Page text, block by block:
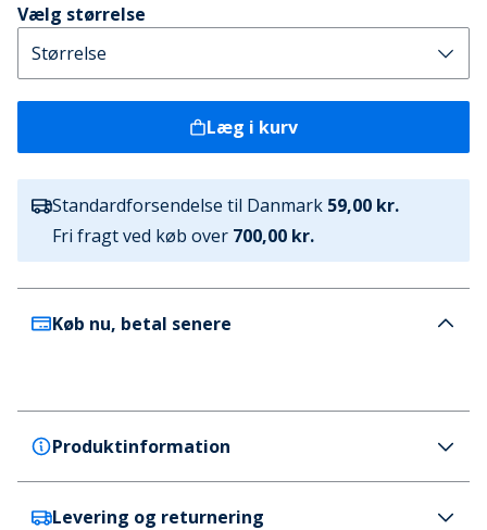
Vælg størrelse
Læg i kurv
Standardforsendelse til Danmark 59,00 kr.
Fri fragt ved køb over 700,00 kr.
Køb nu, betal senere
Produktinformation
Ben Sherman
Levering og returnering